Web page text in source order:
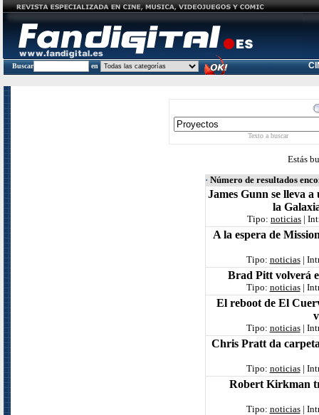
Buscar en
Texto a buscar
Estás
· Número de resultados
James Gunn se lleva a
la
Tipo: noticias |
A la espera de
Tipo: noticias|
Brad Pitt volverá
Tipo: noticias|
El reboot de El
Tipo: noticias|
Chris Pratt da
Tipo: noticias|
Robert Kirkman
Tipo: noticias|